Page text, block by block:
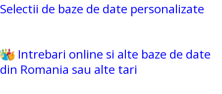
Selectii de baze de date personalizate
Intrebari online si alte baze de date
din Romania sau alte tari